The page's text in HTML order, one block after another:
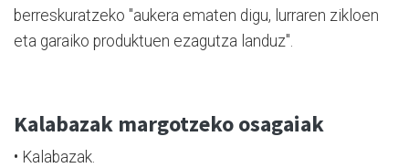
berreskuratzeko "aukera ematen digu, lurraren zikloen
eta garaiko produktuen ezagutza landuz".
Kalabazak margotzeko osagaiak
• Kalabazak.